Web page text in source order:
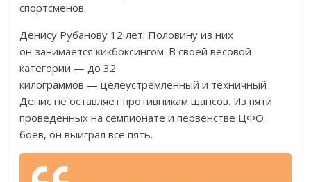
спортсменов.
Денису Рубанову 12 лет. Половину из них
он занимается кикбоксингом. В своей весовой
категории — до 32
килограммов — целеустремленный и техничный
Денис не оставляет противникам шансов. Из пяти
проведенных на семпионате и первенстве ЦФО
боев, он выиграл все пять.